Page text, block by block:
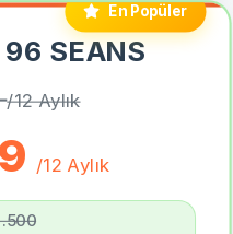
En Popüler
SEANS
/12 Aylık
/12 Aylık